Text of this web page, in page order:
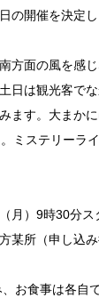
の開催を決定し
方面の風を感
日は観光客で
ます。大まか
ミステリーラ
月）9時30分ス
某所（申し込
お食事は各自で